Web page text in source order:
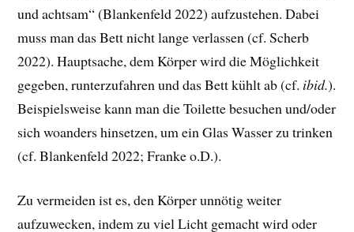
und achtsam“ (Blankenfeld 2022) aufzustehen. Dabei
muss man das Bett nicht lange verlassen (cf. Scherb
2022). Hauptsache, dem Körper wird die Möglichkeit
gegeben, runterzufahren und das Bett kühlt ab (cf. ibid.).
Beispielsweise kann man die Toilette besuchen und/oder
sich woanders hinsetzen, um ein Glas Wasser zu trinken
(cf. Blankenfeld 2022; Franke o.D.).
Zu vermeiden ist es, den Körper unnötig weiter
aufzuwecken, indem zu viel Licht gemacht wird oder